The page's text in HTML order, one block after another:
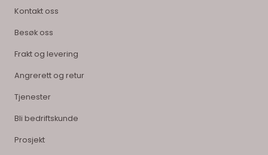
Kontakt oss
Besøk oss
Frakt og levering
Angrerett og retur
Tjenester
Bli bedriftskunde
Prosjekt